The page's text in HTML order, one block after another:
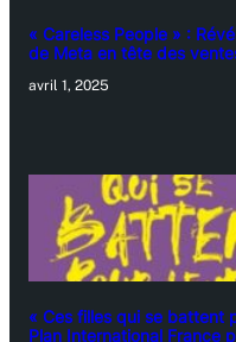
« Careless People » :
de Meta en tête des
avril 1, 2025
« Ces filles qui se battent
Plan International France